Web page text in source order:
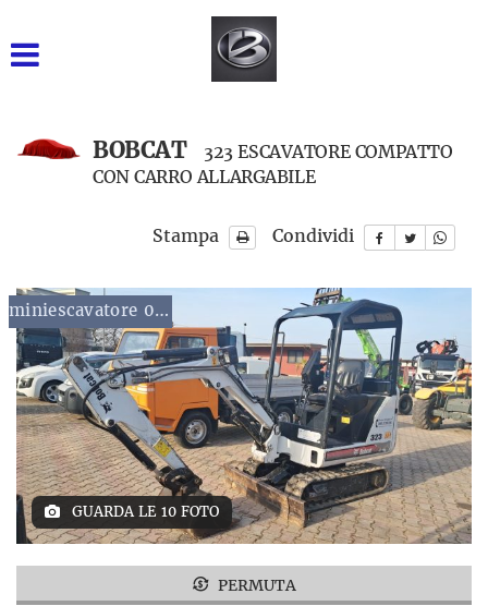
INIZIALE
USATO DISPONIBILE
NOLEGGIO BREVE TERMINE
NOLEGGIO LUNGO
TERMINE
RICAMBI
ASSISTENZA
BOBCAT
323 ESCAVATORE COMPATTO
CON CARRO ALLARGABILE
Stampa Condividi
miniescavatore 0 - 10
GUARDA LE 10 FOTO
PERMUTA